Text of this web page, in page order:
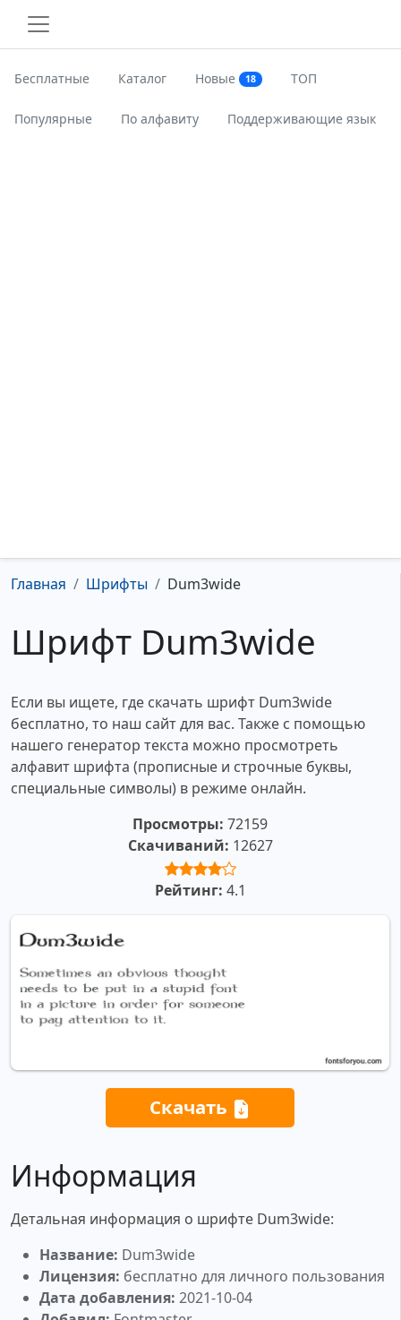
Бесплатные Каталог Новые 18 ТОП
Популярные По алфавиту Поддерживающие язык
Главная Шрифты Dum3wide
Шрифт Dum3wide
Если вы ищете, где скачать шрифт Dum3wide
бесплатно, то наш сайт для вас. Также с помощью
нашего генератор текста можно просмотреть
алфавит шрифта (прописные и строчные буквы,
специальные символы) в режиме онлайн.
Просмотры: 72159
Скачиваний: 12627
Рейтинг: 4.1
Скачать
Информация
Детальная информация о шрифте Dum3wide:
Название: Dum3wide
Лицензия: бесплатно для личного пользования
Дата добавления: 2021-10-04